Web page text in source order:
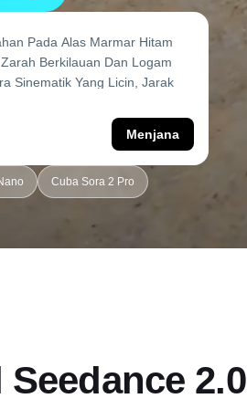
Menjana
Cuba Sora 2 Pro
2.0